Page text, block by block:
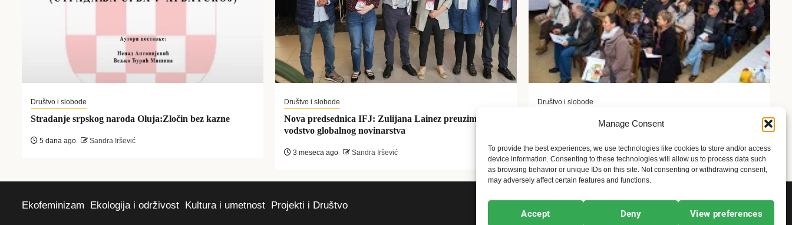
Manage Consent
To provide the best experiences, we use technologies like cookies to store and/or access
device information. Consenting to these technologies will allow us to process data such
as browsing behavior or unique IDs on this site. Not consenting or withdrawing consent,
may adversely affect certain features and functions.
Accept Deny View preferences
Društvo i slobode
Stradanje srpskog naroda Oluja:Zločin bez kazne
5 dana ago Sandra Iršević
Društvo i slobode
Nova predsednica IFJ: Zulijana Lainez preuzima
vođstvo globalnog novinarstva
3 meseca ago Sandra Iršević
Društvo i slobode
Žene sa invaliditetom: Istina koja razbija sve
8 meseci ago Sandra Iršević
Ekofeminizam Ekologija i održivost Kultura i umetnost Projekti i Društvo